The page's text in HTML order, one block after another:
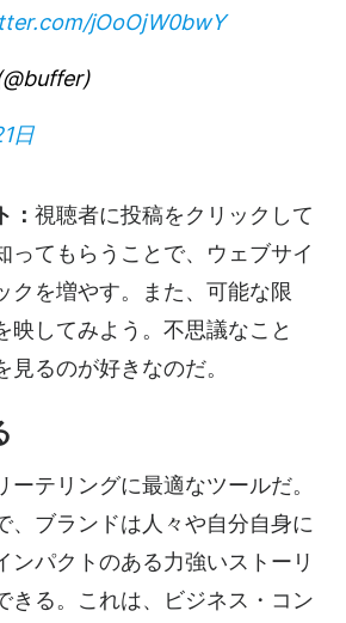
jOoOjW0bwY
日
： 視聴者に投稿をクリックして
ってもらうことで、ウェブサイ
クを増やす。また、可能な限
映してみよう。不思議なこと
見るのが好きなのだ。
ーテリングに最適なツールだ。
、ブランドは人々や自分自身に
ンパクトのある力強いストーリ
きる。これは、ビジネス・コン